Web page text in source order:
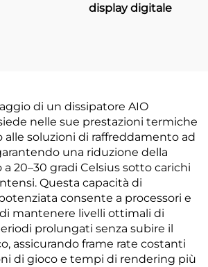
display digitale
di un dissipatore AIO
nelle sue prestazioni termiche
soluzioni di raffreddamento ad
una riduzione della
20–30 gradi Celsius sotto carichi
Questa capacità di
consente a processori e
mantenere livelli ottimali di
prolungati senza subire il
assicurando frame rate costanti
di gioco e tempi di rendering più